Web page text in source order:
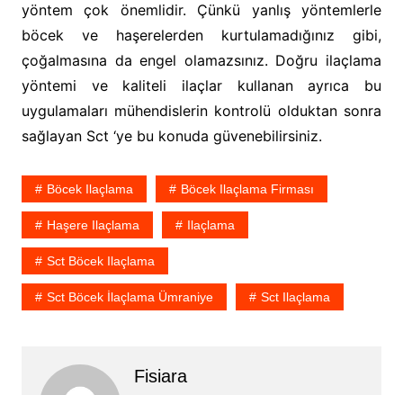
yöntem çok önemlidir. Çünkü yanlış yöntemlerle
böcek ve haşerelerden kurtulamadığınız gibi,
çoğalmasına da engel olamazsınız. Doğru ilaçlama
yöntemi ve kaliteli ilaçlar kullanan ayrıca bu
uygulamaları mühendislerin kontrolü olduktan sonra
sağlayan Sct ‘ye bu konuda güvenebilirsiniz.
Böcek Ilaçlama Böcek Ilaçlama Firması
Haşere Ilaçlama Ilaçlama
Sct Böcek Ilaçlama
Sct Böcek İlaçlama Ümraniye Sct Ilaçlama
Fisiara